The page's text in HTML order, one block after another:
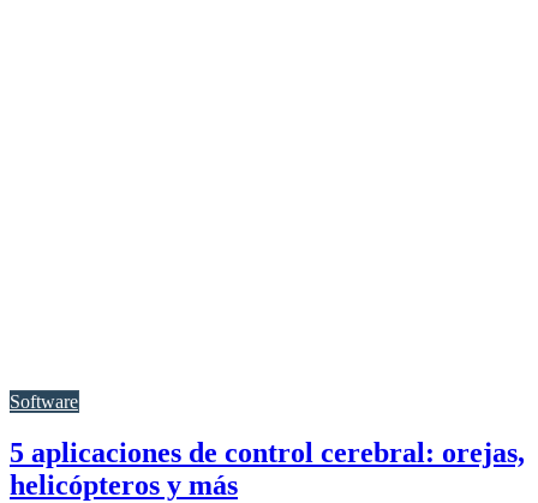
Software
5 aplicaciones de control cerebral: orejas,
helicópteros y más